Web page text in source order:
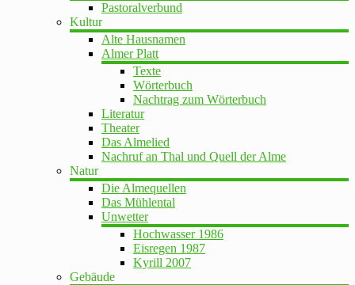
Pastoralverbund
Kultur
Alte Hausnamen
Almer Platt
Texte
Wörterbuch
Nachtrag zum Wörterbuch
Literatur
Theater
Das Almelied
Nachruf an Thal und Quell der Alme
Natur
Die Almequellen
Das Mühlental
Unwetter
Hochwasser 1986
Eisregen 1987
Kyrill 2007
Gebäude